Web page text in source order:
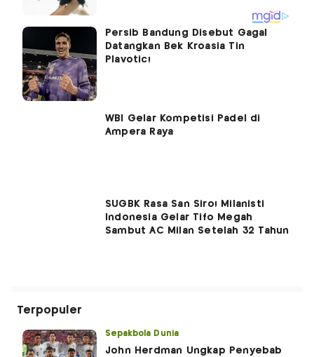
Persib Bandung Disebut Gagal
Datangkan Bek Kroasia Tin
Plavotic!
WBI Gelar Kompetisi Padel di
Ampera Raya
SUGBK Rasa San Siro! Milanisti
Indonesia Gelar Tifo Megah
Sambut AC Milan Setelah 32 Tahun
Terpopuler
Sepakbola Dunia
John Herdman Ungkap Penyebab